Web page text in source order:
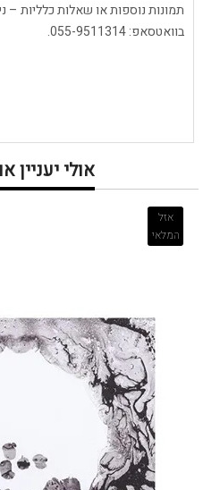
תמונות נוספות או שאלות כלליות –
בוואטסאפ: 055-9511314.
אולי יעניין
אזל
המלאי